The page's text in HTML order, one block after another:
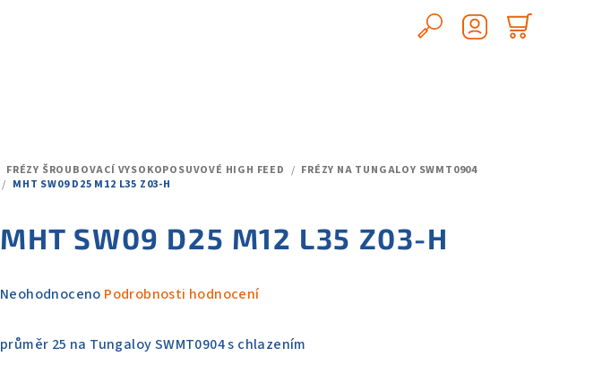
Hledat
FRÉZY ŠROUBOVACÍ VYSOKOPOSUVOVÉ HIGH FEED / FRÉZY NA TUNGALOY SWMT0904
/ MHT SW09 D25 M12 L35 Z03-H
MHT SW09 D25 M12 L35 Z03-H
Průměrné
produktu
je
Neohodnoceno Podrobnosti hodnocení
průměr 25 na Tungaloy SWMT0904 s chlazením